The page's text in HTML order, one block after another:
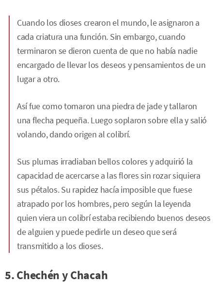
Cuando los dioses crearon el mundo, le asignaron a
cada criatura una función. Sin embargo, cuando
terminaron se dieron cuenta de que no había nadie
encargado de llevar los deseos y pensamientos de un
lugar a otro.
Así fue como tomaron una piedra de jade y tallaron
una flecha pequeña. Luego soplaron sobre ella y salió
volando, dando origen al colibrí.
Sus plumas irradiaban bellos colores y adquirió la
capacidad de acercarse a las flores sin rozar siquiera
sus pétalos. Su rapidez hacía imposible que fuese
atrapado por los hombres, pero según la leyenda
quien viera un colibrí estaba recibiendo buenos deseos
de alguien y puede pedirle un deseo que será
transmitido a los dioses.
5. Chechén y Chacah